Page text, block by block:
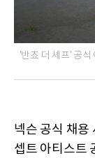
'반쵸 더 셰프' 공식
넥슨 공식 채용
셉트 아티스트